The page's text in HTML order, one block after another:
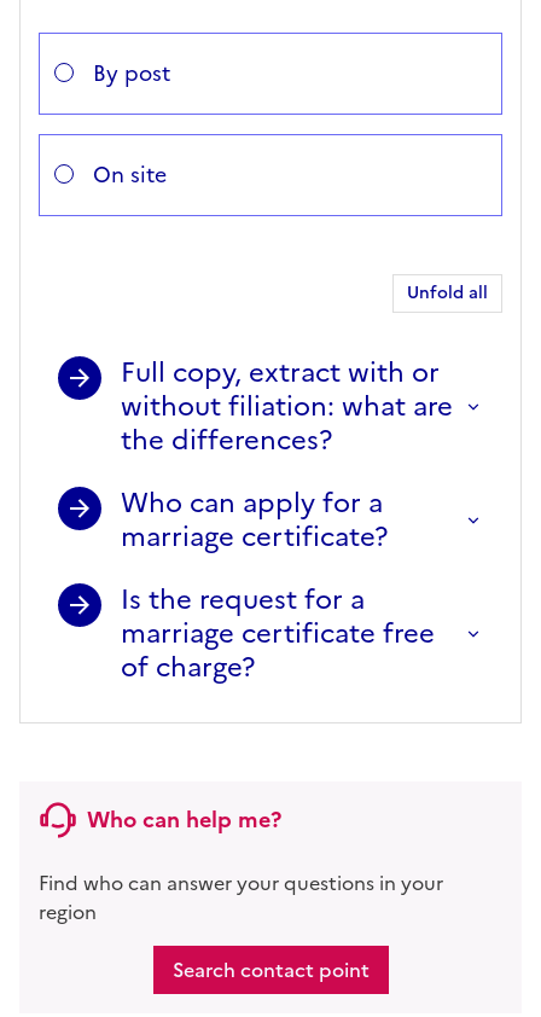
Répondez aux questions successives et les réponses
Vous avez choisi
By post
On site
Unfold all
Full copy, extract with or
without filiation: what are
the differences?
Who can apply for a
marriage certificate?
Is the request for a
marriage certificate free
of charge?
Who can help me?
Find who can answer your questions in your
region
Search contact point